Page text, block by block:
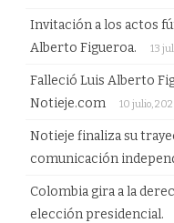
Invitación a los actos
Alberto Figueroa.
13
Falleció Luis Alberto
Notieje.com
10 julio,
Notieje finaliza su
comunicación
Colombia gira a la
elección presidencial.